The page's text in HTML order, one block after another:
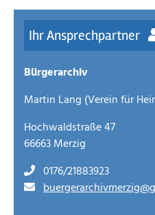
Ihr Ansprechpartner
Bürgerarchiv
Martin Lang (Verein für
Hochwaldstraße 47
66663 Merzig
0176/21883923